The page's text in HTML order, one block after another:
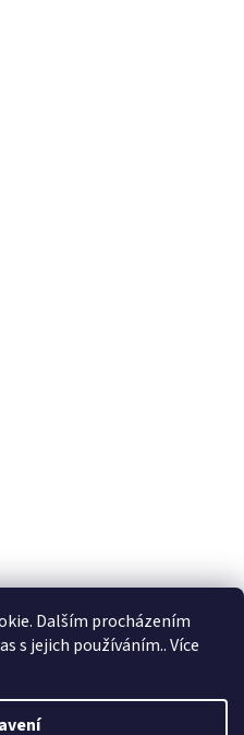
Dalším procházením
s jejich používáním.. Více